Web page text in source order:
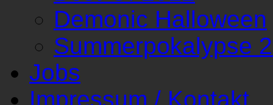
Demonic Halloween
Summerpokalypse
Jobs
Impressum / Kontakt